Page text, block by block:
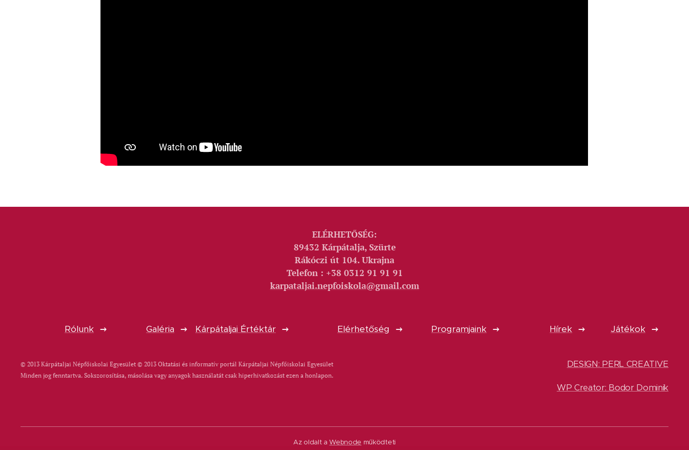
ELÉRHETŐSÉG:
89432 Kárpátalja, Szürte
Rákóczi út 104. Ukrajna
Telefon : +38 0312 91 91 91
karpataljai.nepfoiskola@gmail.com
Rólunk Galéria Kárpátaljai Értéktár Elérhetőség Programjaink Hírek Játékok
© 2013 Kárpátaljai Népfőiskolai Egyesület © 2013 Oktatási és informatív portál Kárpátaljai Népfőiskolai Egyesület
Minden jog fenntartva. Sokszorosítása, másolása vagy anyagok használatát csak hiperhivatkozást ezen a honlapon.
DESIGN: PERL CREATIVE
WP Creator: Bodor Dominik
Az oldalt aWebnode működteti